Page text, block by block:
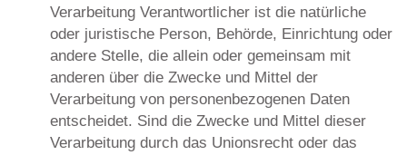
Verarbeitung Verantwortlicher ist die natürliche
oder juristische Person, Behörde, Einrichtung oder
andere Stelle, die allein oder gemeinsam mit
anderen über die Zwecke und Mittel der
Verarbeitung von personenbezogenen Daten
entscheidet. Sind die Zwecke und Mittel dieser
Verarbeitung durch das Unionsrecht oder das